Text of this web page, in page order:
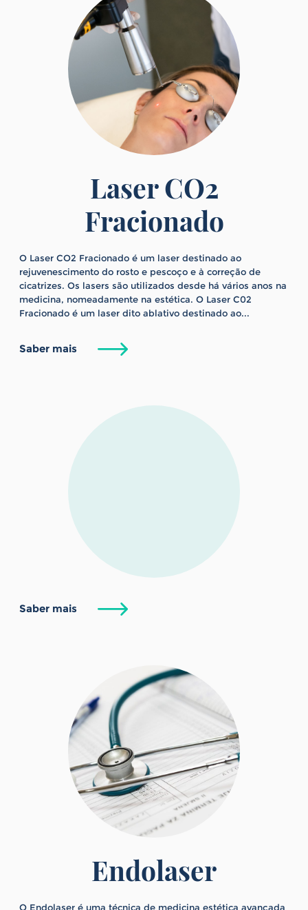
Laser CO2
Fracionado
O Laser CO2 Fracionado é um laser destinado ao
rejuvenescimento do rosto e pescoço e à correção de
cicatrizes. Os lasers são utilizados desde há vários anos na
medicina, nomeadamente na estética. O Laser C02
Fracionado é um laser dito ablativo destinado ao...
Saber mais
Saber mais
Endolaser
O Endolaser é uma técnica de medicina estética avançada